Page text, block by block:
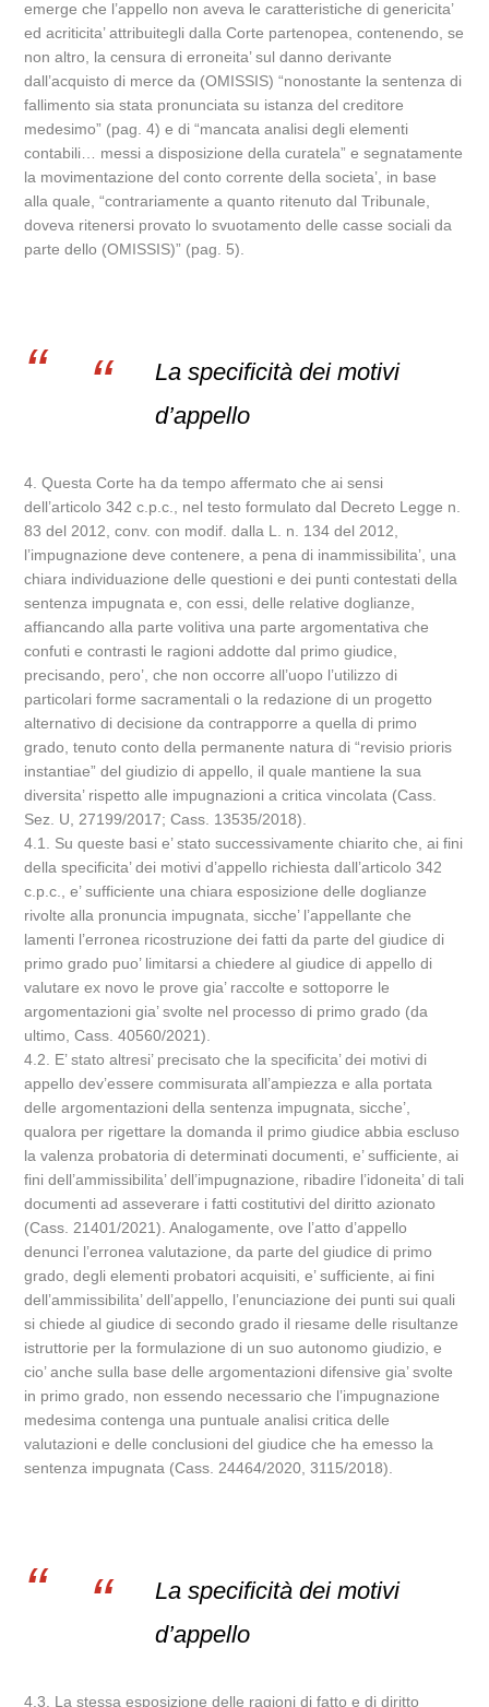
emerge che l’appello non aveva le caratteristiche di genericita’
ed acriticita’ attribuitegli dalla Corte partenopea, contenendo, se
non altro, la censura di erroneita’ sul danno derivante
dall’acquisto di merce da (OMISSIS) “nonostante la sentenza di
fallimento sia stata pronunciata su istanza del creditore
medesimo” (pag. 4) e di “mancata analisi degli elementi
contabili… messi a disposizione della curatela” e segnatamente
la movimentazione del conto corrente della societa’, in base
alla quale, “contrariamente a quanto ritenuto dal Tribunale,
doveva ritenersi provato lo svuotamento delle casse sociali da
parte dello (OMISSIS)” (pag. 5).
La specificità dei motivi
d’appello
4. Questa Corte ha da tempo affermato che ai sensi
dell’articolo 342 c.p.c., nel testo formulato dal Decreto Legge n.
83 del 2012, conv. con modif. dalla L. n. 134 del 2012,
l’impugnazione deve contenere, a pena di inammissibilita’, una
chiara individuazione delle questioni e dei punti contestati della
sentenza impugnata e, con essi, delle relative doglianze,
affiancando alla parte volitiva una parte argomentativa che
confuti e contrasti le ragioni addotte dal primo giudice,
precisando, pero’, che non occorre all’uopo l’utilizzo di
particolari forme sacramentali o la redazione di un progetto
alternativo di decisione da contrapporre a quella di primo
grado, tenuto conto della permanente natura di “revisio prioris
instantiae” del giudizio di appello, il quale mantiene la sua
diversita’ rispetto alle impugnazioni a critica vincolata (Cass.
Sez. U, 27199/2017; Cass. 13535/2018).
4.1. Su queste basi e’ stato successivamente chiarito che, ai fini
della specificita’ dei motivi d’appello richiesta dall’articolo 342
c.p.c., e’ sufficiente una chiara esposizione delle doglianze
rivolte alla pronuncia impugnata, sicche’ l’appellante che
lamenti l’erronea ricostruzione dei fatti da parte del giudice di
primo grado puo’ limitarsi a chiedere al giudice di appello di
valutare ex novo le prove gia’ raccolte e sottoporre le
argomentazioni gia’ svolte nel processo di primo grado (da
ultimo, Cass. 40560/2021).
4.2. E’ stato altresi’ precisato che la specificita’ dei motivi di
appello dev’essere commisurata all’ampiezza e alla portata
delle argomentazioni della sentenza impugnata, sicche’,
qualora per rigettare la domanda il primo giudice abbia escluso
la valenza probatoria di determinati documenti, e’ sufficiente, ai
fini dell’ammissibilita’ dell’impugnazione, ribadire l’idoneita’ di tali
documenti ad asseverare i fatti costitutivi del diritto azionato
(Cass. 21401/2021). Analogamente, ove l’atto d’appello
denunci l’erronea valutazione, da parte del giudice di primo
grado, degli elementi probatori acquisiti, e’ sufficiente, ai fini
dell’ammissibilita’ dell’appello, l’enunciazione dei punti sui quali
si chiede al giudice di secondo grado il riesame delle risultanze
istruttorie per la formulazione di un suo autonomo giudizio, e
cio’ anche sulla base delle argomentazioni difensive gia’ svolte
in primo grado, non essendo necessario che l’impugnazione
medesima contenga una puntuale analisi critica delle
valutazioni e delle conclusioni del giudice che ha emesso la
sentenza impugnata (Cass. 24464/2020, 3115/2018).
La specificità dei motivi
d’appello
4.3. La stessa esposizione delle ragioni di fatto e di diritto